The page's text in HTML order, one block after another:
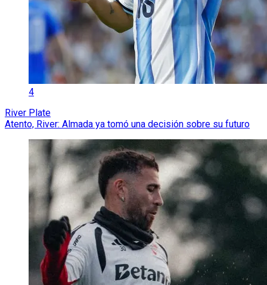
4
River Plate
Atento, River: Almada ya tomó una decisión sobre su futuro